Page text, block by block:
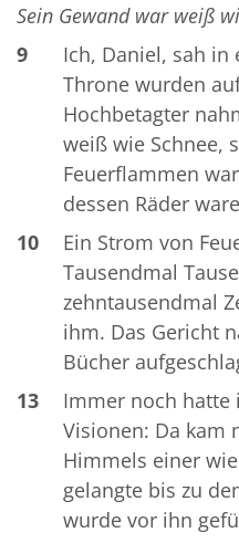
Sein Gewand war weiß
9
Ich, Daniel, sah
Throne wurden
Hochbetagter
weiß wie Schnee,
Feuerflammen
dessen Räder
10
Ein Strom von
Tausendmal
zehntausendmal
ihm. Das Gericht
Bücher
13
Immer noch hatte
Visionen: Da kam
Himmels einer
gelangte bis zu
wurde vor ihn